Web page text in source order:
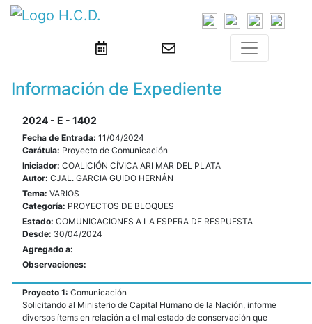
Información de Expediente
2024 - E - 1402
Fecha de Entrada: 11/04/2024
Carátula: Proyecto de Comunicación
Iniciador: COALICIÓN CÍVICA ARI MAR DEL PLATA
Autor: CJAL. GARCIA GUIDO HERNÁN
Tema: VARIOS
Categoría: PROYECTOS DE BLOQUES
Estado: COMUNICACIONES A LA ESPERA DE RESPUESTA
Desde: 30/04/2024
Agregado a:
Observaciones:
Proyecto 1: Comunicación
Solicitando al Ministerio de Capital Humano de la Nación, informe
diversos ítems en relación a el mal estado de conservación que